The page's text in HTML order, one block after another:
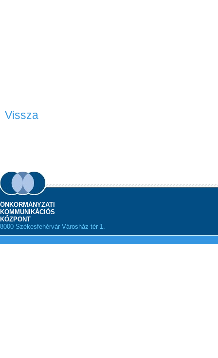
Vissza
ÖNKORMÁNYZATI
KOMMUNIKÁCIÓS
KÖZPONT
8000 Székesfehérvár Városház tér 1.